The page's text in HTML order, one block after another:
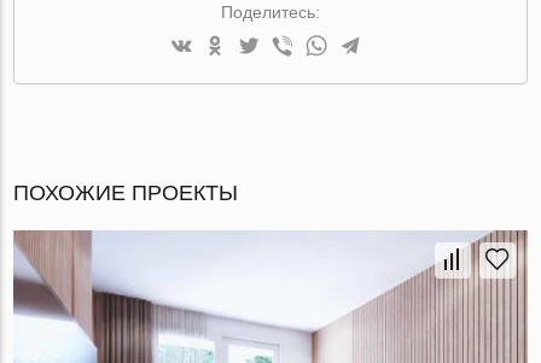
Поделитесь:
ПОХОЖИЕ ПРОЕКТЫ